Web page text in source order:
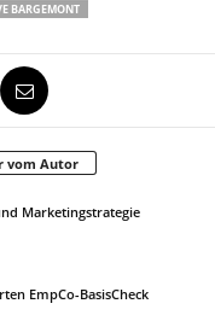
BARGEMONT
vom Autor
Marketingstrategie
EmpCo-BasisCheck